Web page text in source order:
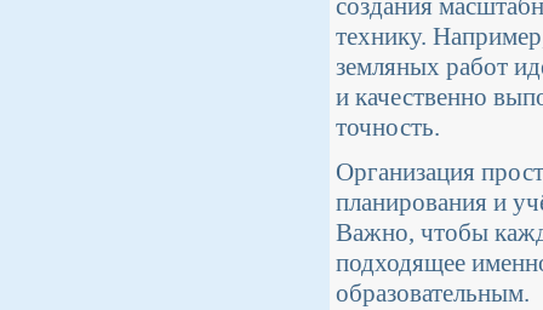
создания
технику.
земляных работ
и качественно
точность.
Организация
планирования и
Важно, чтобы
подходящее
образовательным.